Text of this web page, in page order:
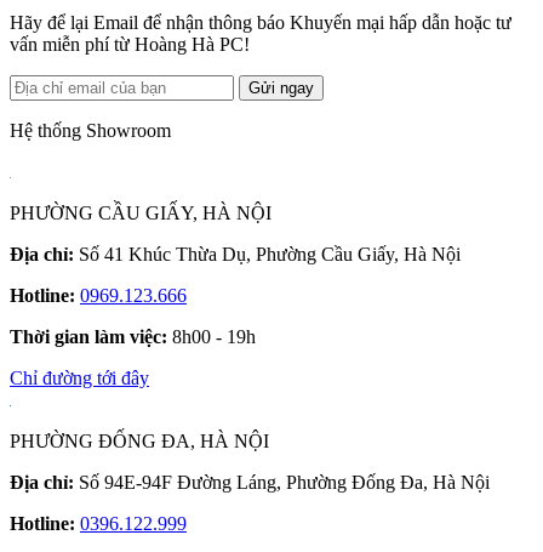
Hãy để lại Email để nhận thông báo Khuyến mại hấp dẫn hoặc tư
vấn miễn phí từ Hoàng Hà PC!
Gửi ngay
Hệ thống Showroom
PHƯỜNG CẦU GIẤY, HÀ NỘI
Địa chỉ: Số 41 Khúc Thừa Dụ, Phường Cầu Giấy, Hà Nội
Hotline: 0969.123.666
Thời gian làm việc: 8h00 - 19h
Chỉ đường tới đây
PHƯỜNG ĐỐNG ĐA, HÀ NỘI
Địa chỉ: Số 94E-94F Đường Láng, Phường Đống Đa, Hà Nội
Hotline: 0396.122.999